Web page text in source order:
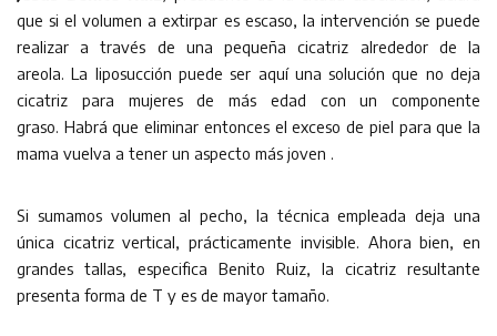
que si el volumen a extirpar es escaso, la intervención se puede
realizar a través de una pequeña cicatriz alrededor de la
areola. La liposucción puede ser aquí una solución que no deja
cicatriz para mujeres de más edad con un componente
graso. Habrá que eliminar entonces el exceso de piel para que la
mama vuelva a tener un aspecto más joven .
Si sumamos volumen al pecho, la técnica empleada deja una
única cicatriz vertical, prácticamente invisible. Ahora bien, en
grandes tallas, especifica Benito Ruiz, la cicatriz resultante
presenta forma de T y es de mayor tamaño.